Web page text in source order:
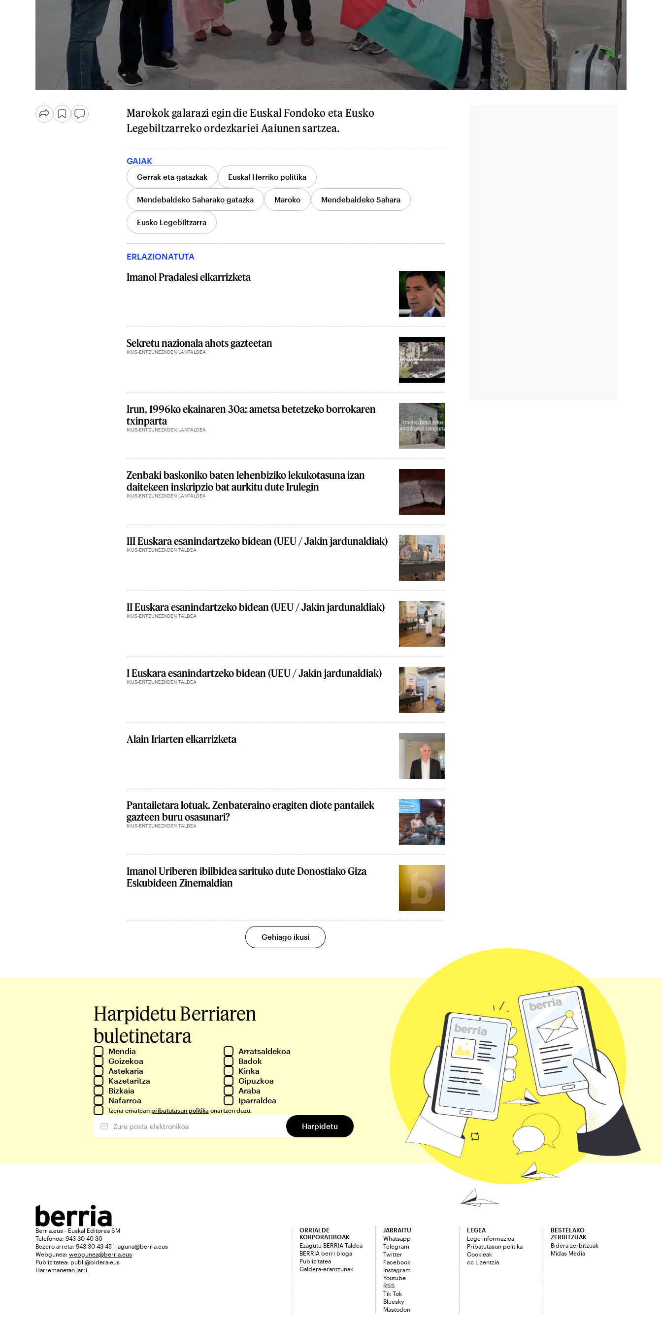
Marokok galarazi egin die Euskal Fondoko eta Eusko
Legebiltzarreko ordezkariei Aaiunen sartzea.
GAIAK
Gerrak eta gatazkak Euskal Herriko politika
Mendebaldeko Saharako gatazka Maroko Mendebaldeko Sahara
Eusko Legebiltzarra
ERLAZIONATUTA
Imanol Pradalesi elkarrizketa
Sekretu nazionala ahots gazteetan
IKUS-ENTZUNEZKOEN LANTALDEA
Irun, 1996ko ekainaren 30a: ametsa betetzeko borrokaren
txinparta
IKUS-ENTZUNEZKOEN LANTALDEA
Zenbaki baskoniko baten lehenbiziko lekukotasuna izan
daitekeen inskripzio bat aurkitu dute Irulegin
IKUS-ENTZUNEZKOEN LANTALDEA
III Euskara esanindartzeko bidean (UEU / Jakin jardunaldiak)
IKUS-ENTZUNEZKOEN TALDEA
II Euskara esanindartzeko bidean (UEU / Jakin jardunaldiak)
IKUS-ENTZUNEZKOEN TALDEA
I Euskara esanindartzeko bidean (UEU / Jakin jardunaldiak)
IKUS-ENTZUNEZKOEN TALDEA
Alain Iriarten elkarrizketa
Pantailetara lotuak. Zenbateraino eragiten diote pantailek
gazteen buru osasunari?
IKUS-ENTZUNEZKOEN TALDEA
Imanol Uriberen ibilbidea sarituko dute Donostiako Giza
Eskubideen Zinemaldian
Gehiago ikusi
Harpidetu Berriaren
buletinetara
Mendia
Arratsaldekoa
Goizekoa
Badok
Astekaria
Kinka
Kazetaritza
Gipuzkoa
Bizkaia
Araba
Nafarroa
Iparraldea
Izena ematean pribatutasun politika onartzen duzu.
Berria.eus - Euskal Editorea SM
Telefonoa: 943 30 40 30
Bezero arreta: 943 30 43 45 | laguna@berria.eus
Webgunea: webgunea@berria.eus
Publizitatea: publi@bidera.eus
Harremanetan jarri
ORRIALDE
KORPORATIBOAK
Ezagutu BERRIA Taldea
BERRIA berri bloga
Publizitatea
Galdera-erantzunak
JARRAITU
Whatsapp
Telegram
Twitter
Facebook
Instagram
Youtube
RSS
Tik Tok
Bluesky
Mastodon
LEGEA
Lege informazioa
Pribatutasun politika
Cookieak
cc Lizentzia
BESTELAKO
ZERBITZUAK
Bidera zerbitzuak
Midas Media